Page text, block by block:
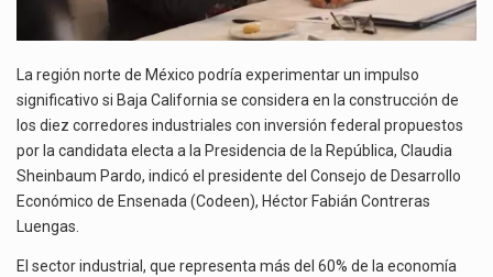
La región norte de México podría experimentar un impulso
significativo si Baja California se considera en la construcción de
los diez corredores industriales con inversión federal propuestos
por la candidata electa a la Presidencia de la República, Claudia
Sheinbaum Pardo, indicó el presidente del Consejo de Desarrollo
Económico de Ensenada (Codeen), Héctor Fabián Contreras
Luengas.
El sector industrial, que representa más del 60% de la economía